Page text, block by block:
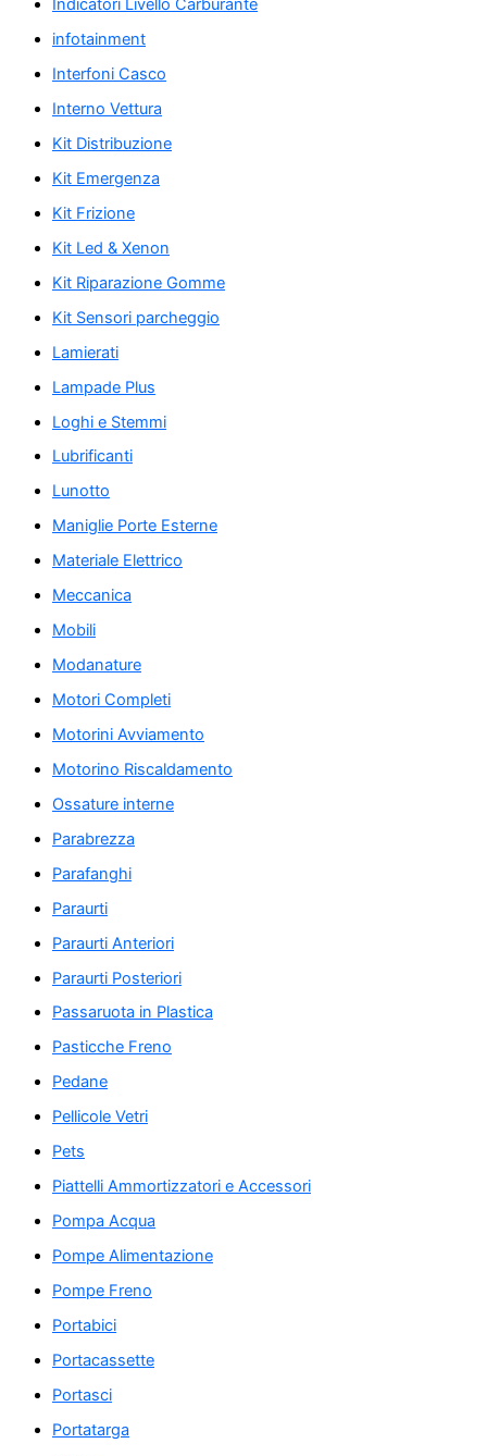
Indicatori Livello Carburante
infotainment
Interfoni Casco
Interno Vettura
Kit Distribuzione
Kit Emergenza
Kit Frizione
Kit Led & Xenon
Kit Riparazione Gomme
Kit Sensori parcheggio
Lamierati
Lampade Plus
Loghi e Stemmi
Lubrificanti
Lunotto
Maniglie Porte Esterne
Materiale Elettrico
Meccanica
Mobili
Modanature
Motori Completi
Motorini Avviamento
Motorino Riscaldamento
Ossature interne
Parabrezza
Parafanghi
Paraurti
Paraurti Anteriori
Paraurti Posteriori
Passaruota in Plastica
Pasticche Freno
Pedane
Pellicole Vetri
Pets
Piattelli Ammortizzatori e Accessori
Pompa Acqua
Pompe Alimentazione
Pompe Freno
Portabici
Portacassette
Portasci
Portatarga